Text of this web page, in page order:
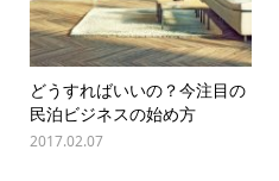
どうすればいいの？今注目の
民泊ビジネスの始め方
2017.02.07